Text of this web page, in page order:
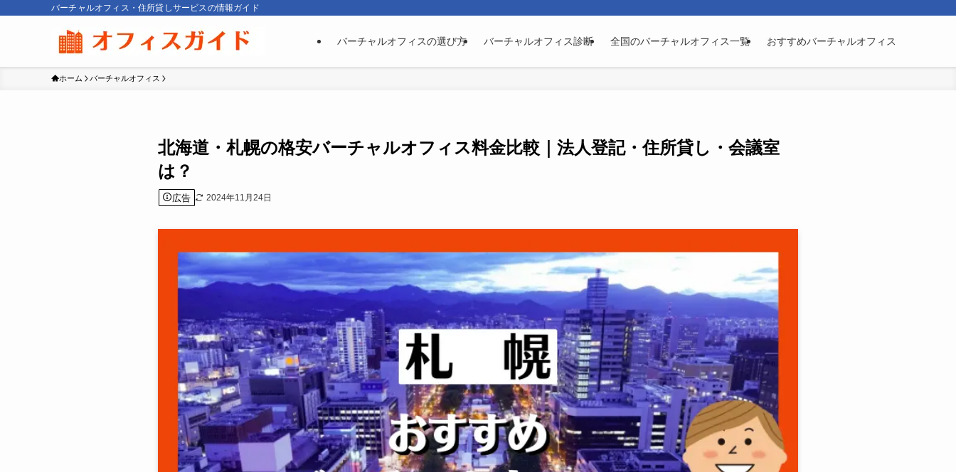
バーチャルオフィス・住所貸しサービスの情報ガイド
バーチャルオフィスの選び方 バーチャルオフィス診断 全国のバーチャルオフィス一覧 おすすめバーチャルオフィス
ホーム バーチャルオフィス
北海道・札幌の格安バーチャルオフィス料金比較｜法人登記・住所貸し・会議室
は？
広告 2024年11月24日